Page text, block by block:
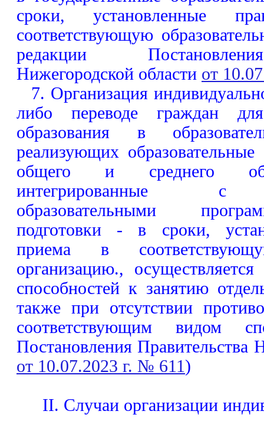
сроки, установленные
соответствующую
редакции
Нижегородской области от
7. Организация
либо переводе граждан
образования в
реализующих
общего и среднего
интегрированные с
образовательными
подготовки - в сроки,
приема в
организацию.,
способностей к занятию
также при отсутствии
соответствующим видом
Постановления Правительства
от 10.07.2023 г. № 611)
II. Случаи организации